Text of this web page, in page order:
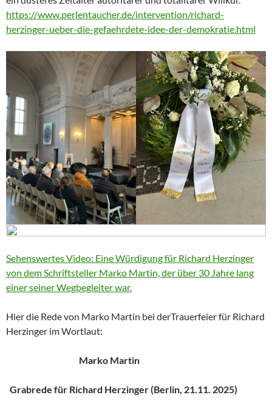
https://www.perlentaucher.de/intervention/richard-
herzinger-ueber-die-gefaehrdete-idee-der-demokratie.html
Sehenswertes Video: Eine Würdigung für Richard Herzinger
von dem Schriftsteller Marko Martin, der über 30 Jahre lang
einer seiner Wegbegleiter war.
Hier die Rede von Marko Martin bei derTrauerfeier für Richard
Herzinger im Wortlaut:
Marko Martin
Grabrede für Richard Herzinger (Berlin, 21.11. 2025)